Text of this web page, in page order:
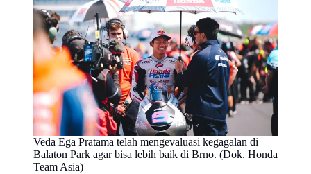
Veda Ega Pratama telah mengevaluasi kegagalan di
Balaton Park agar bisa lebih baik di Brno. (Dok. Honda
Team Asia)